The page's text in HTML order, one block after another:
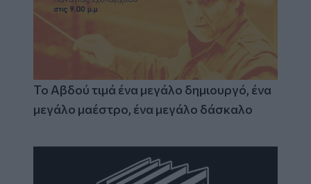
Το Αβδού τιμά ένα μεγάλο δημιουργό, ένα
μεγάλο μαέστρο, ένα μεγάλο δάσκαλο